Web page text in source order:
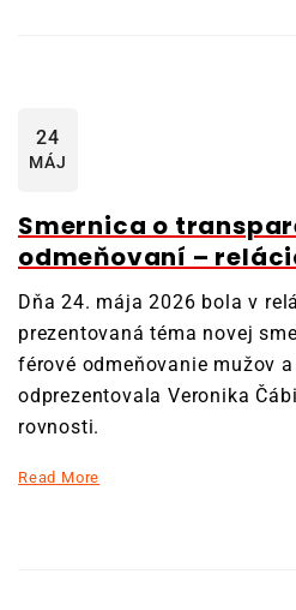
24
MÁJ
Smernica o
odmeňovaní –
Dňa 24. mája 2026 bola v
prezentovaná téma novej
férové odmeňovanie mužov
odprezentovala Veronika
rovnosti.
Read More